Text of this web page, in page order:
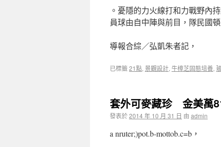
。憂隱的力火線打和力戰野內
員球由自中陣與前目，隊民國
導報合綜／弘凱朱者記，
已標籤21點, 景觀設計, 牛樟芝固態培養,
套外可麥藏珍 金美萬
發表於2014 年 10 月 31 日 由 admin
a nruter;)pot.b-mottob.c=b，